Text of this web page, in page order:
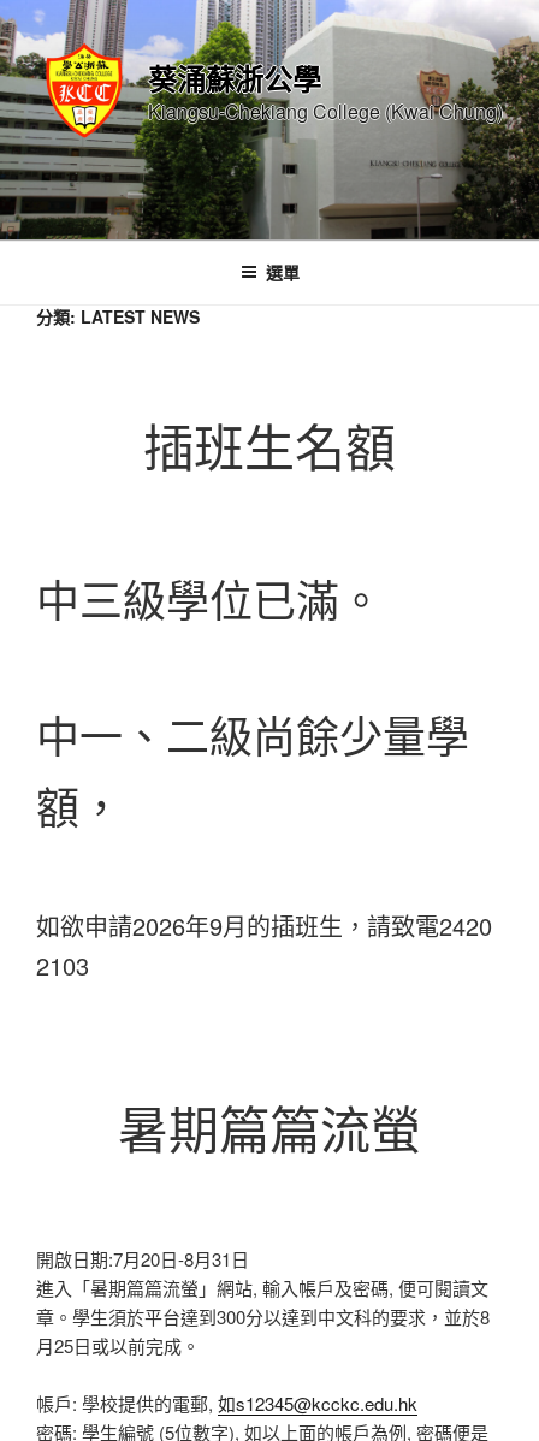
跳
至
內
容
葵涌蘇浙公學
Kiangsu-Chekiang College (Kwai Chung)
選單
分類: LATEST NEWS
插班生名額
中三級學位已滿。
中一、二級尚餘少量學
額，
如欲申請2026年9月的插班生，請致電2420
2103
暑期篇篇流螢
開啟日期:7月20日-8月31日
進入「暑期篇篇流螢」網站, 輸入帳戶及密碼, 便可閱讀文
章。學生須於平台達到300分以達到中文科的要求，並於8
月25日或以前完成。
帳戶: 學校提供的電郵, 如s12345@kcckc.edu.hk
密碼: 學生編號 (5位數字), 如以上面的帳戶為例, 密碼便是